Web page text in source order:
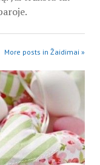
More posts in Žaidimai »